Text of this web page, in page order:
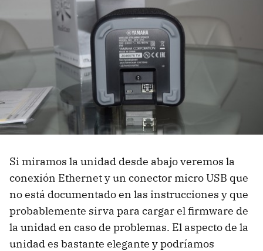
Si miramos la unidad desde abajo veremos la
conexión Ethernet y un conector micro USB que
no está documentado en las instrucciones y que
probablemente sirva para cargar el firmware de
la unidad en caso de problemas. El aspecto de la
unidad es bastante elegante y podríamos